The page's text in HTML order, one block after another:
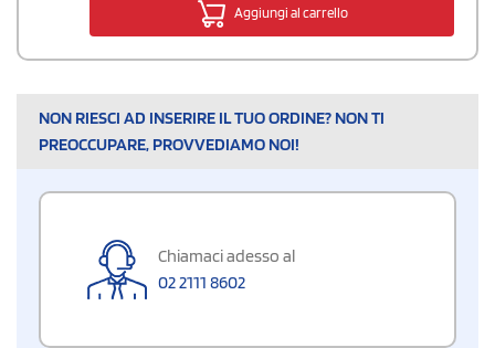
Aggiungi al carrello
NON RIESCI AD INSERIRE IL TUO ORDINE? NON TI
PREOCCUPARE, PROVVEDIAMO NOI!
Chiamaci adesso al
02 2111 8602